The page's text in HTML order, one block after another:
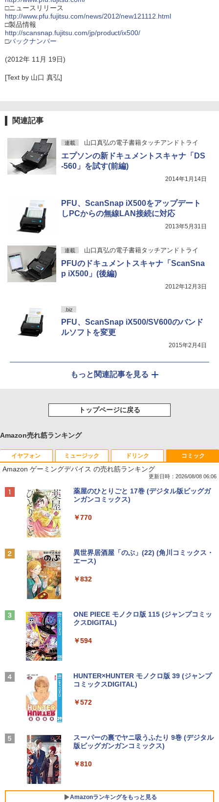
□ニュースリリース
http://www.pfu.fujitsu.com/news/2012/new121112.html
□製品情報
http://scansnap.fujitsu.com/jp/product/ix500/
□バックナンバー
(2012年 11月 19日)
[Text by 山口 真弘]
関連記事
連載 山口真弘の電子書籍タッチアンドトライ
エプソンの新ドキュメントスキャナ「DS
-560」を試す(前編)
2014年1月14日
PFU、ScanSnap iX500をアップデート
しPCからの無線LAN接続に対応
2013年5月31日
連載 山口真弘の電子書籍タッチアンドトライ
PFUのドキュメントスキャナ「ScanSna
p iX500」(後編)
2012年12月3日
.biz
PFU、ScanSnap iX500/SV600のバンド
ルソフトを変更
2015年2月4日
もっと関連記事を見る
トップページに戻る
Amazon売れ筋ランキング
イヤフォン
Anker Soundcore P40i オフホワイト
Anker Soundcore P31i ブラック
Anker Soundcore Liberty 5 ミッドナイトブ
ラック
￥14,990
【2026年アップグレード版】AOKIMI ワイヤ
レスイヤホン bluetooth イヤホン V12 小型
るーとゅーす コードレス ENCノイズキャン
￥1,964
リング ANC 36時間再生
ミュージック
BRUCE WAYNE feat. Flo Milli, ATL Jacob
[Explicit]
￥250
BRUCE WAYNE feat. Flo Milli, ATL Jacob
[Explicit]
￥250
On My Road (Stadium ver.)
On My Road (Stadium ver.)
BUGS LIFE
ドリンク
【Amazon.co.jp限定】 い・ろ・は・す 2L P
ET ラベルレス ×8本
￥1,112
by Amazon 天然水 ラベルレス 500ml ×24本
富士山の天然水 バナジウム含有 水 ミネラル
ットル (Smart Basic)
by Amazon 天然水ラベルレス 2L×9本
￥1,117
by Amazon 炭酸水 ラベルレス 500ml ×24本
art Basic)
コカ・コーラ やかんの麦茶 from 爽健美茶 ラ
コミック
Amazon ゲーミングデバイス の売れ筋ランキング
更新日時：2026/08/08 06:06
薬屋のひとりごと 17巻 (デジタル版ビッグガ
ンガンコミックス)
￥770
異世界居酒屋「のぶ」(22) (角川コミックス・
エース)
￥832
ONE PIECE モノクロ版 115 (ジャンプコミッ
クスDIGITAL)
￥594
HUNTER×HUNTER モノクロ版 39 (ジャンプ
コミックスDIGITAL)
￥572
スーパーの裏でヤニ吸うふたり 9巻 (デジタル
版ビッグガンガンコミックス)
￥810
Amazonランキングをもっと見る